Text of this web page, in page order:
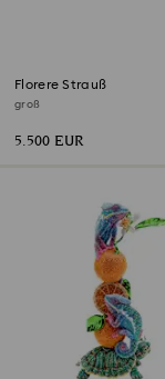
Florere Strauß
groß
5.500 EUR